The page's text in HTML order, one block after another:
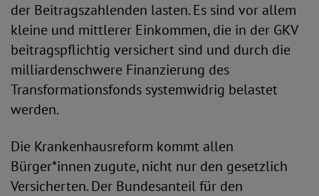
der Beitragszahlenden lasten. Es sind vor allem
kleine und mittlerer Einkommen, die in der GKV
beitragspflichtig versichert sind und durch die
milliardenschwere Finanzierung des
Transformationsfonds systemwidrig belastet
werden.
Die Krankenhausreform kommt allen
Bürger*innen zugute, nicht nur den gesetzlich
Versicherten. Der Bundesanteil für den